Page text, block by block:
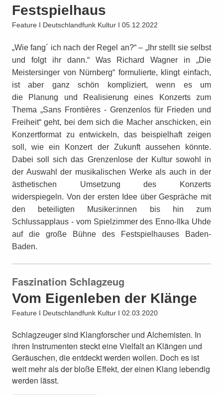
Festspielhaus
Feature I Deutschlandfunk Kultur I 05.12.2022
„Wie fang´ ich nach der Regel an?“ – „Ihr stellt sie selbst
und folgt ihr dann.“ Was Richard Wagner in „Die
Meistersinger von Nürnberg“ formulierte, k lingt einfach,
ist aber ganz schön kompliziert, wenn es um
die Planung und Realisierung eines Konzerts zum
Thema „Sans Frontières - Grenzenlos für Frieden und
Freiheit“geht, bei dem sich die Macher anschicken, ein
Konzertformat zu entwickeln, das beispielhaft zeigen
soll, wie ein Konzert der Zukunft aussehen könnte.
Dabei soll sich das Grenzenlose der Kultur sowohl in
der Auswahl der musikalischen Werke als auch in der
ästhetischen Umsetzung des Konzerts
widerspiegeln. Von der ersten Idee über Gespräche mit
den beteiligten Musiker:innen bis hin zum
Schlussapplaus - vom Spielzimmer des Enno-Ilka Uhde
auf die große Bühne des Festspielhauses Baden-
Baden.
Faszination Schlagzeug
Vom Eigenleben der Klänge
Feature I Deutschlandfunk Kultur I 02.03.2020
Schlagzeuger sind Klangforscher und Alchemisten. In
ihren Instrumenten steckt eine Vielfalt an Klängen und
Geräuschen, die entdeckt werden wollen. Doch es ist
weit mehr als der bloße Effekt, der einen Klang lebendig
werden lässt.